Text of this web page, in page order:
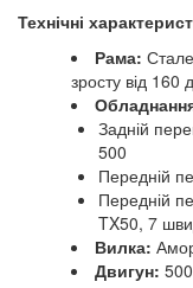
Технічні
Рама:
зросту від 160
Задній
500
Передній
Передній
TX50, 7
Вилка:
Двигун: